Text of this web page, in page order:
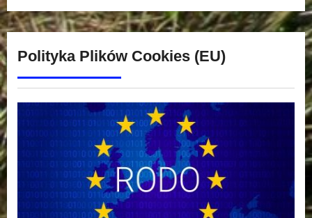
Polityka Plików Cookies (EU)